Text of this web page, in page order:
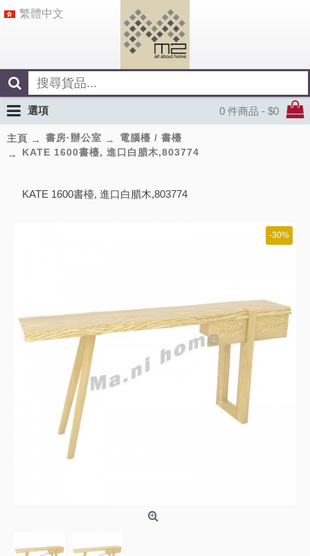
繁體中文
0 件商品 - $0
選項
主頁 書房·辦公室
電腦檯 / 書檯
KATE 1600書檯, 進口白腊木,803774
KATE 1600書檯, 進口白腊木,803774
-30%